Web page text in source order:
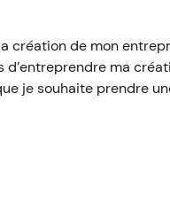
création de mon
ma
je souhaite prendre